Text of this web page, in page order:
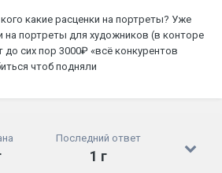
какие расценки на портреты? Уже
на портреты для художников (в конторе
до сих пор 3000₽ «всё конкурентов
чтоб подняли
Последний ответ
1 г